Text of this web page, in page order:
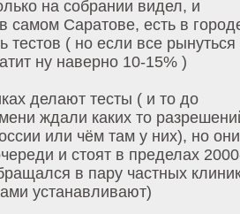
на собрании видел, и
самом Саратове, есть в
тестов ( но если все рынуться
ну наверно 10-15% )
делают тесты ( и то до
ждали каких то
или чём там у них), но они
и стоят в пределах
в пару частных
устанавливают)